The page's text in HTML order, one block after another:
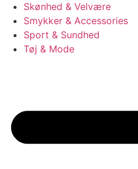
Skønhed & Velvære
Smykker & Accessories
Sport & Sundhed
Tøj & Mode